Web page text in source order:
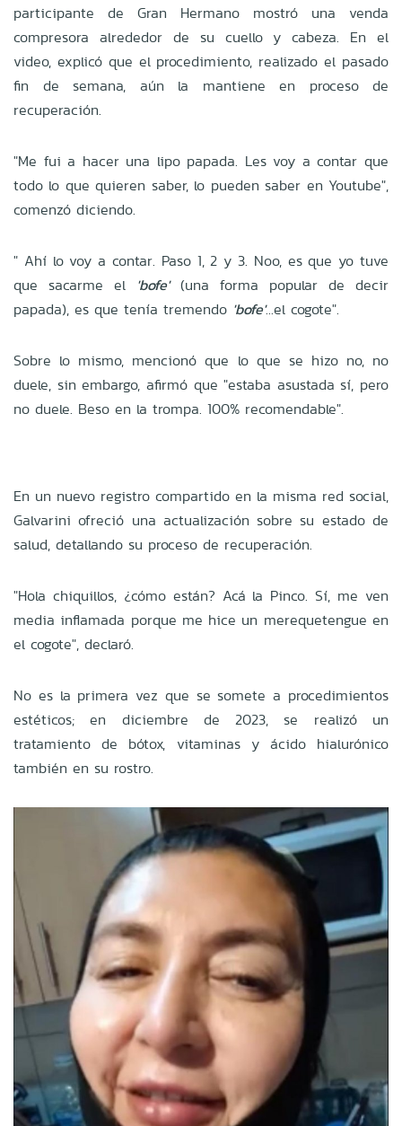
participante de Gran Hermano mostró una venda
compresora alrededor de su cuello y cabeza. En el
video, explicó que el procedimiento, realizado el pasado
fin de semana, aún la mantiene en proceso de
recuperación.
"Me fui a hacer una lipo papada. Les voy a contar que
todo lo que quieren saber, lo pueden saber en Youtube",
comenzó diciendo.
" Ahí lo voy a contar. Paso 1, 2 y 3. Noo, es que yo tuve
que sacarme el 'bofe'(una forma popular de decir
papada), es que tenía tremendo 'bofe'...el cogote".
Sobre lo mismo, mencionó que lo que se hizo no, no
duele, sin embargo, afirmó que "estaba asustada sí, pero
no duele. Beso en la trompa. 100% recomendable".
En un nuevo registro compartido en la misma red social,
Galvarini ofreció una actualización sobre su estado de
salud, detallando su proceso de recuperación.
"Hola chiquillos, ¿cómo están? Acá la Pinco. Sí, me ven
media inflamada porque me hice un merequetengue en
el cogote", declaró.
No es la primera vez que se somete a procedimientos
estéticos; en diciembre de 2023, se realizó un
tratamiento de bótox, vitaminas y ácido hialurónico
también en su rostro.